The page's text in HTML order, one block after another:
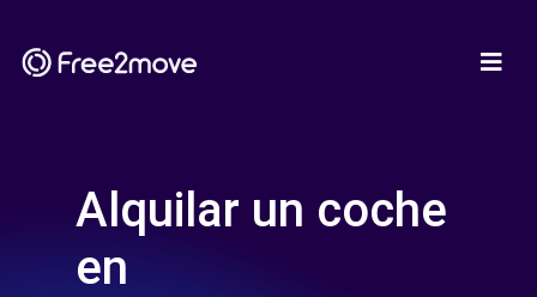
Alquilar un coche
en